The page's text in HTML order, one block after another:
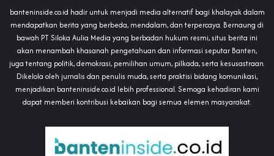
banteninside.co.id hadir untuk menjadi media alternatif bagi khalayak dalam
mendapatkan berita yang berbeda, mendalam, dan terpercaya. Bernaung di
bawah PT Siloka Aulia Media yang berbadan hukum resmi, situs berita ini
akan menambah khasanah pengetahuan dan informasi seputar Banten,
juga tentang politik, demokrasi, pemilihan umum, pilkada, serta kesusastraan.
Dikelola oleh jurnalis dan penulis muda, serta praktisi bidang komunikasi,
menjadikan banteninside.co.id lebih professional. Semoga kehadiran kami
dapat memberi kontribusi kebaikan bagi semua elemen masyarakat.